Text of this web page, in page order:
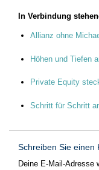
In Verbindung
Allianz ohne
Höhen und Tiefen
Private Equity
Schritt für Schritt
Schreiben Sie einen
Deine E-Mail-Adresse